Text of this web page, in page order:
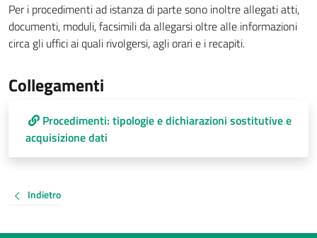
Per i procedimenti ad istanza di parte sono inoltre allegati atti,
documenti, moduli, facsimili da allegarsi oltre alle informazioni
circa gli uffici ai quali rivolgersi, agli orari e i recapiti.
Collegamenti
Procedimenti: tipologie e dichiarazioni sostitutive e
acquisizione dati
Indietro